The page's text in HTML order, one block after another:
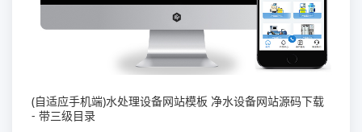
(自适应手机端)水处理设备网站模板 净水设备网站源码下载
- 带三级目录